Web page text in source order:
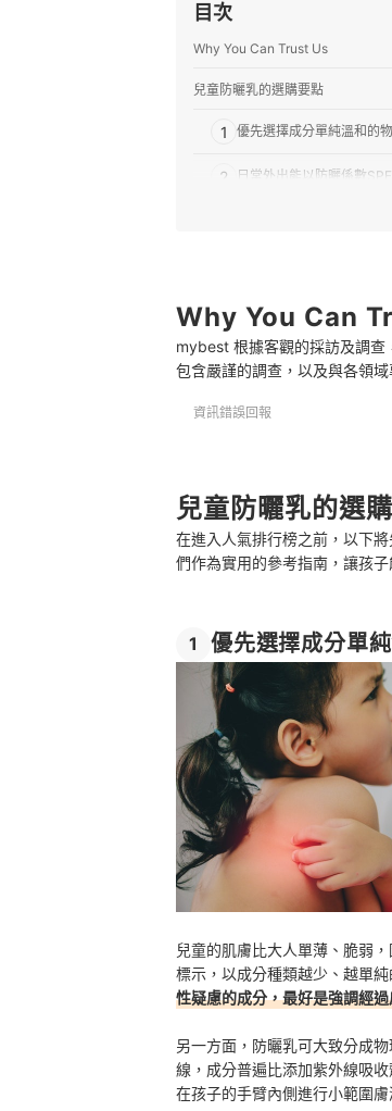
目次
Why You Can Trust Us
兒童防曬乳的選購要點
1 優先選擇成分單純溫和的
2 日常外出能以防曬係數
兒童防曬乳 推薦排行榜
搭配防曬外套、陽傘、遮陽帽讓
Why You Can
mybest 根據客觀的採訪及調查
包含嚴謹的調查，以及與各領
資訊錯誤回報
兒童防曬乳的選
在進入人氣排行榜之前，以下
們作為實用的參考指南，讓孩
1 優先選擇成分單
兒童的肌膚比大人單薄、脆弱
標示，以成分種類越少、越單
性疑慮的成分，最好是強調經
另一方面，防曬乳可大致分成
線，成分普遍比添加紫外線吸
在孩子的手臂內側進行小範圍